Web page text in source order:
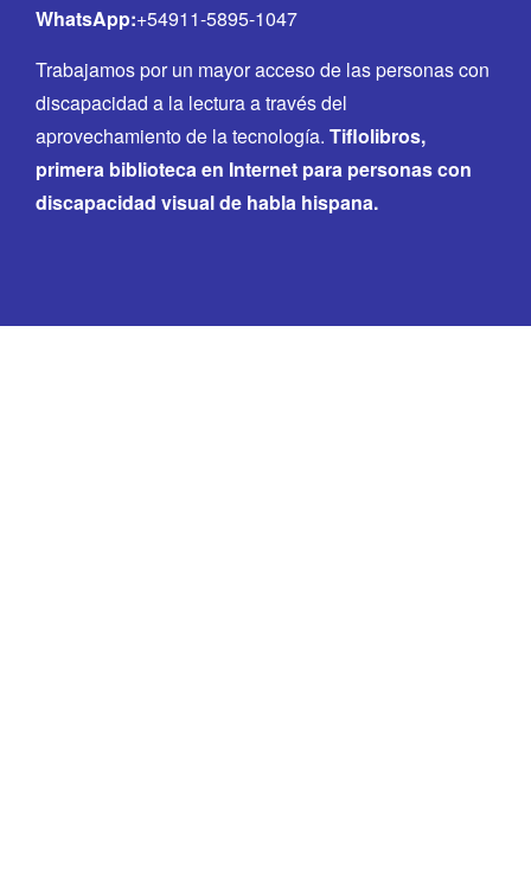
WhatsApp:+54911-5895-1047
Trabajamos por un mayor acceso de las personas con
discapacidad a la lectura a través del
aprovechamiento de la tecnología. Tiflolibros,
primera biblioteca en Internet para personas con
discapacidad visual de habla hispana.